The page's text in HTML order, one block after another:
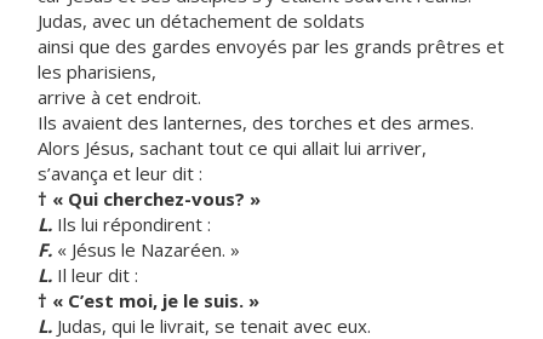
Judas, avec un détachement de soldats
ainsi que des gardes envoyés par les grands prêtres et
les pharisiens,
arrive à cet endroit.
Ils avaient des lanternes, des torches et des armes.
Alors Jésus, sachant tout ce qui allait lui arriver,
s’avança et leur dit :
† « Qui cherchez-vous? »
L. Ils lui répondirent :
F. « Jésus le Nazaréen. »
L. Il leur dit :
† « C’est moi, je le suis. »
L. Judas, qui le livrait, se tenait avec eux.